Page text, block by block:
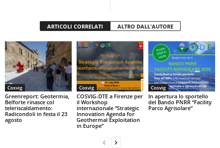
ARTICOLI CORRELATI ALTRO DALL'AUTORE
Cosvig
Greenreport: Geotermia,
Belforte rinasce col
teleriscaldamento:
Radicondoli in festa il 23
agosto
Cosvig
COSVIG-DTE a Firenze per
il Workshop
internazionale “Strategic
Innovation Agenda for
Geothermal Exploitation
in Europe”
Cosvig
In apertura lo sportello
del Bando PNRR “Facility
Parco Agrisolare”